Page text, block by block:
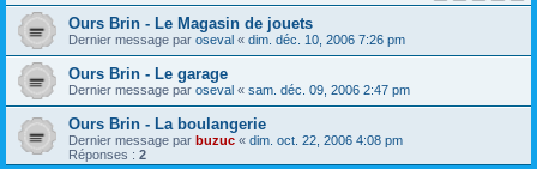
Ours Brin - Le Magasin de jouets
Dernier message par oseval « dim. déc. 10, 2006 7:26 pm
Ours Brin - Le garage
Dernier message par oseval « sam. déc. 09, 2006 2:47 pm
Ours Brin - La boulangerie
Dernier message par buzuc « dim. oct. 22, 2006 4:08 pm
Réponses : 2